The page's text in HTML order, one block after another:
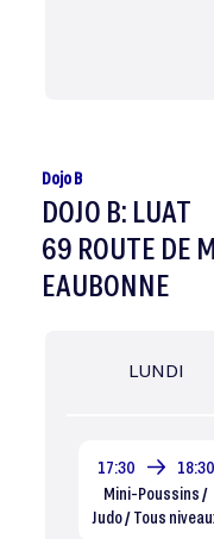
Dojo B
DOJO B: LUAT
69 ROUTE DE
EAUBONNE
LUNDI
17:30
18:30
Mini-Poussins /
Judo / Tous